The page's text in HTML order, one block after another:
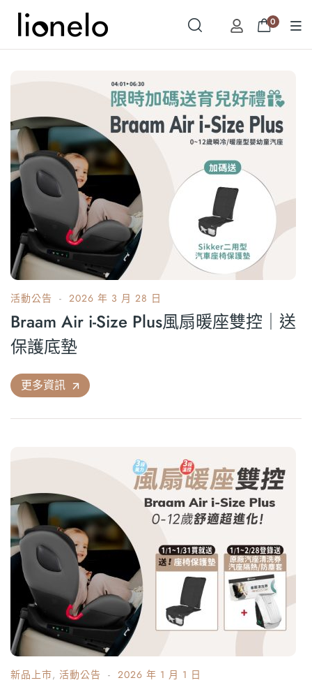
0
活動公告 2026 年 3 月 28 日
Braam Air i-Size Plus風扇暖座雙控｜送
保護底墊
更多資訊
新品上市, 活動公告 2026 年 1 月 1 日